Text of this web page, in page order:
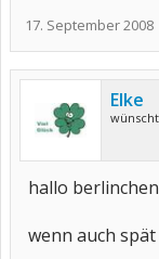
17. September 2008
Elke
hallo
wenn auch